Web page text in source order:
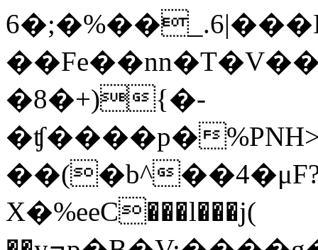
�8�+){�-
�ʧ����p�
��(�b^
Χ�%eeC���l���j(